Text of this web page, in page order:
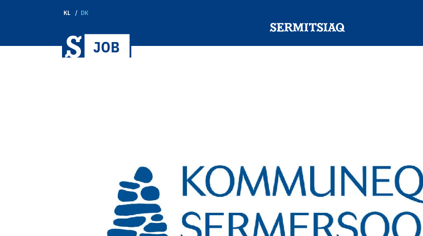
KL DK